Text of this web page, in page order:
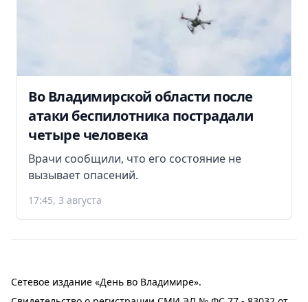
Во Владимирской области после
атаки беспилотника пострадали
четыре человека
Врачи сообщили, что его состояние не
вызывает опасений.
17:45, 3 августа
Сетевое издание «День во Владимире».